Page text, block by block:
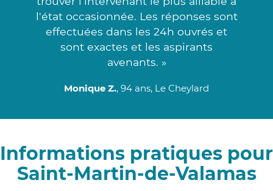
l'état occasionnée. Les réponses sont
effectuées dans les 24h ouvrés et
sont exactes et les aspirants
avenants. »
Monique Z., 94 ans, Le Cheylard
Informations pratiques pour
Saint-Martin-de-Valamas